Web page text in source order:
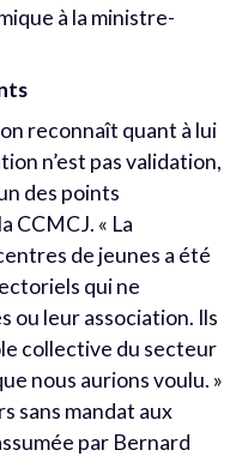
à la ministre-
reconnaît quant à lui
n’est pas validation,
des points
CCMCJ. « La
de jeunes a été
qui ne
ou leur association. Ils
collective du secteur
nous aurions voulu. »
sans mandat aux
par Bernard